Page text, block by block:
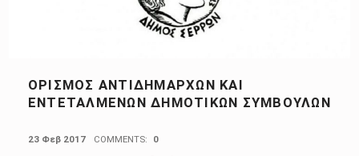
ΟΡΙΣΜΌΣ ΑΝΤΙΔΗΜΆΡΧΩΝ ΚΑΙ
ΕΝΤΕΤΑΛΜΈΝΩΝ ΔΗΜΟΤΙΚΏΝ ΣΥΜΒΟΎΛΩΝ
23 Φεβ 2017 COMMENTS: 0